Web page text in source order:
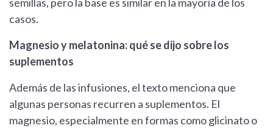
semillas, pero la base es similar en la mayoría de los
casos.
Magnesio y melatonina: qué se dijo sobre los
suplementos
Además de las infusiones, el texto menciona que
algunas personas recurren a suplementos. El
magnesio, especialmente en formas como glicinato o